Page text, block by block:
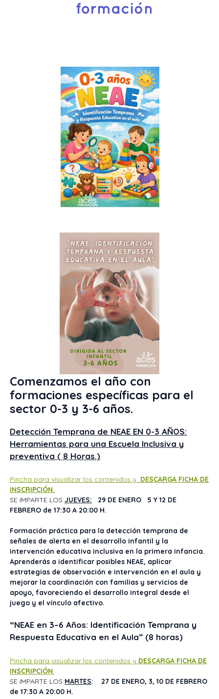
Comenzamos el año con
formaciones específicas para el
sector 0-3 y 3-6 años.
Detección Temprana de NEAE EN 0-3 AÑOS:
Herramientas para una Escuela Inclusiva y
preventiva ( 8 Horas.)
Pincha para visualizar los contenidos y DESCARGA FICHA DE
INSCRIPCIÓN.
SE IMPARTE LOS JUEVES:
29 DE ENERO 5 Y 12 DE
FEBRERO de 17:30 A 20:00 H.
Formación práctica para la detección temprana de
señales de alerta en el desarrollo infantil y la
intervención educativa inclusiva en la primera infancia.
Aprenderás a identificar posibles NEAE, aplicar
estrategias de observación e intervención en el aula y
mejorar la coordinación con familias y servicios de
apoyo, favoreciendo el desarrollo integral desde el
juego y el vínculo afectivo.
“NEAE en 3–6 Años: Identificación Temprana y
Respuesta Educativa en el Aula” (8 horas)
Pincha para visualizar los contenidos y DESCARGA FICHA DE
INSCRIPCIÓN.
SE IMPARTE LOS MARTES:
27 DE ENERO, 3, 10 DE FEBRERO
de 17:30 A 20:00 H.